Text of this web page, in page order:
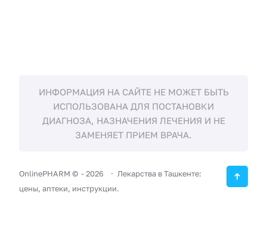
ИНФОРМАЦИЯ НА САЙТЕ НЕ МОЖЕТ БЫТЬ
ИСПОЛЬЗОВАНА ДЛЯ ПОСТАНОВКИ
ДИАГНОЗА, НАЗНАЧЕНИЯ ЛЕЧЕНИЯ И НЕ
ЗАМЕНЯЕТ ПРИЕМ ВРАЧА.
OnlinePHARM © -2026
Лекарства в Ташкенте:
цены, аптеки, инструкции.